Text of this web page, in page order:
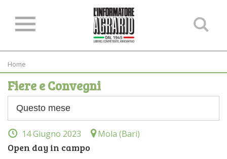
Home
Fiere e Convegni
14 Giugno 2023 Mola (Bari)
Open day in campo